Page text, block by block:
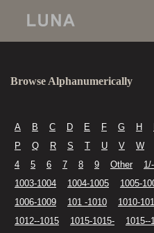
Browse Alphanumerically
A B C D E F G H
P
Q R S T U V W
4
5 6 7 8 9 Other
1003-1004
1004-1005 1005-
1006-1009
101 -1010 1010-
1012--1015
1015-1015- 1015--